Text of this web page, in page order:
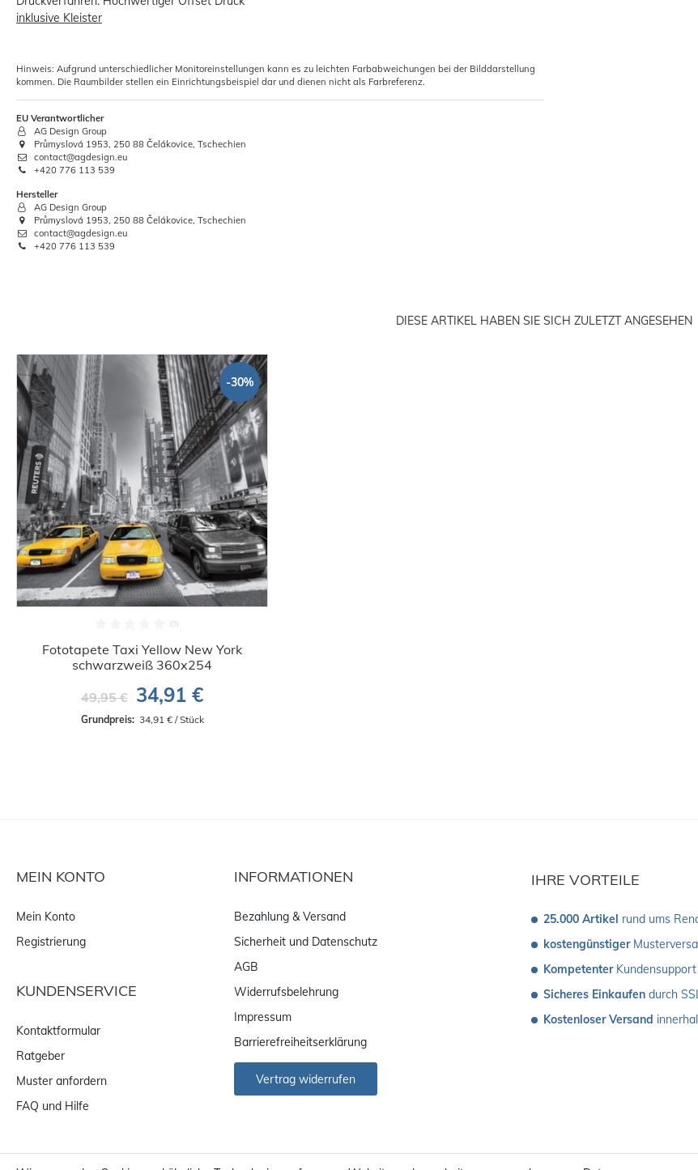
inklusive Kleister
Hinweis: Aufgrund unterschiedlicher Monitoreinstellungen kann es zu leichten Farbabweichungen bei der Bilddarstellung
kommen. Die Raumbilder stellen ein Einrichtungsbeispiel dar und dienen nicht als Farbreferenz.
EU Verantwortlicher
AG Design Group
Průmyslová 1953, 250 88 Čelákovice, Tschechien
contact@agdesign.eu
+420 776 113 539
Hersteller
AG Design Group
Průmyslová 1953, 250 88 Čelákovice, Tschechien
contact@agdesign.eu
+420 776 113 539
DIESE ARTIKEL HABEN SIE SICH ZULETZT ANGESEHEN
-30%
Fototapete Taxi Yellow New York
schwarzweiß 360x254
49,95 € 34,91 €
Grundpreis: 34,91 € / Stück
IHRE VORTEILE
25.000 Artikel rund ums
kostengünstiger
Kompetenter Kundensupport
Sicheres Einkaufen durch
Kostenloser Versand
MEIN KONTO
Mein Konto
Registrierung
KUNDENSERVICE
Kontaktformular
Ratgeber
Muster anfordern
FAQ und Hilfe
INFORMATIONEN
Bezahlung & Versand
Sicherheit und Datenschutz
AGB
Widerrufsbelehrung
Impressum
Barrierefreiheitserklärung
Vertrag widerrufen